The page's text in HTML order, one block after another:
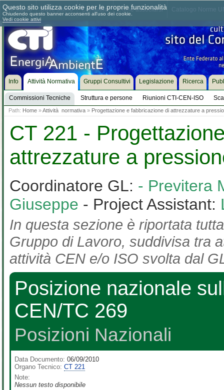
Chi siamo Dove siamo Contattaci Come associarsi
Info Attività Normativa
Commissioni Tecniche Struttura e persone Riunioni CTI-CEN-ISO
Gruppi Consultivi Legislazione Ricerca
Path: Home »Attività normativa » Progettazione e fabbricazione di attrezzature a
CT 221 -
attrezzature a
Coordinatore GL: - Previtera
Giuseppe - Project Assistant:
In questa sezione è riportata
Gruppo di Lavoro, suddivisa tra
attività CEN e/o ISO svolta dal
Posizione nazionale
CEN/TC 269
Posizioni Nazionali
Data Documento: 06/09/2010
Organo Tecnico: CT 221
Note:
Nessun testo disponibile
Questo sito utilizza cookie per le proprie funzionalità
Chiudendo questo banner acconsenti all'uso dei cookie.
Vedi cookie attivi